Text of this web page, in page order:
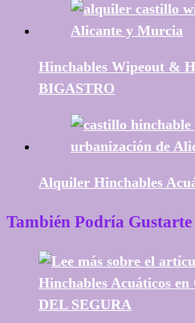
Hinchables Wipeout &
BIGASTRO
Alquiler Hinchables
También Podría Gustarte